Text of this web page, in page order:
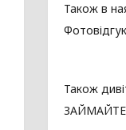
Також в
Також